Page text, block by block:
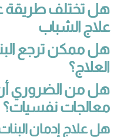
هل تختلف طريقة
علاج الشباب
هل ممكن ترجع
العلاج؟
هل من الضروري
معالجات نفسيات؟
هل علاج إدمان